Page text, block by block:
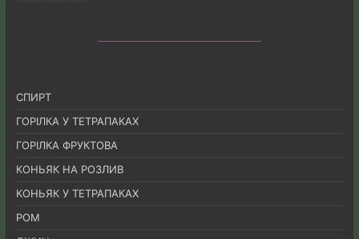
СПИРТ
ГОРІЛКА У ТЕТРАПАКАХ
ГОРІЛКА ФРУКТОВА
КОНЬЯК НА РОЗЛИВ
КОНЬЯК У ТЕТРАПАКАХ
РОМ